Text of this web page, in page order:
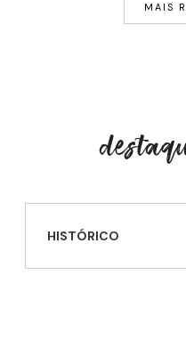
MAIS
HISTÓRICO